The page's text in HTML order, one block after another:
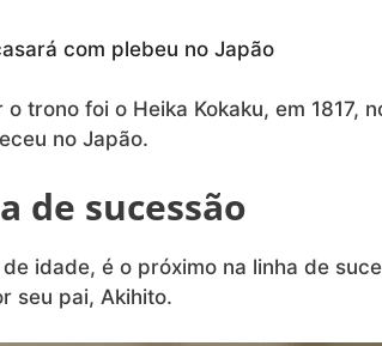
com plebeu no Japão
trono foi o Heika Kokaku, em 1817,
no Japão.
de sucessão
idade, é o próximo na linha de
seu pai, Akihito.